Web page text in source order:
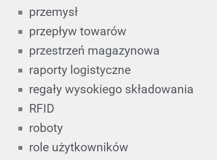
przemysł
przepływ towarów
przestrzeń magazynowa
raporty logistyczne
regały wysokiego składowania
RFID
roboty
role użytkowników